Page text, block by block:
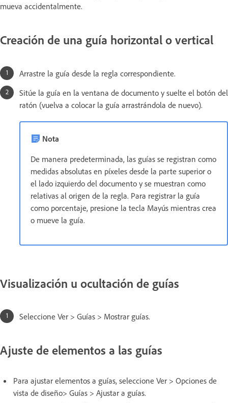
mueva accidentalmente.
Creación de una guía horizontal o vertical
Arrastre la guía desde la regla correspondiente.
Sitúe la guía en la ventana de documento y suelte el botón del
ratón (vuelva a colocar la guía arrastrándola de nuevo).
Nota
De manera predeterminada, las guías se registran como
medidas absolutas en píxeles desde la parte superior o
el lado izquierdo del documento y se muestran como
relativas al origen de la regla. Para registrar la guía
como porcentaje, presione la tecla Mayús mientras crea
o mueve la guía.
Visualización u ocultación de guías
Seleccione Ver > Guías > Mostrar guías.
Ajuste de elementos a las guías
Para ajustar elementos a guías, seleccione Ver > Opciones de
vista de diseño> Guías > Ajustar a guías.